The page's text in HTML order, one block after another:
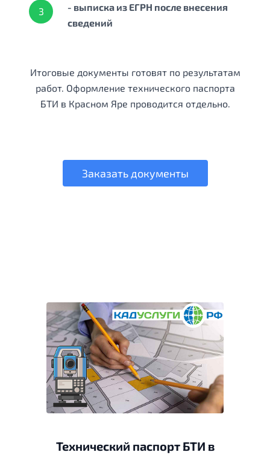
3
- выписка из ЕГРН после внесения
сведений
Итоговые документы готовят по результатам
работ. Оформление технического паспорта
БТИ в Красном Яре проводится отдельно.
Заказать документы
Технический паспорт БТИ в